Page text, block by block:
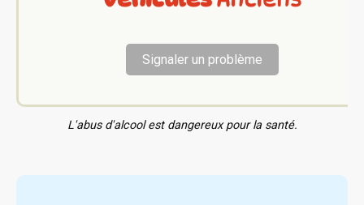
Signaler un problème
L'abus d'alcool est dangereux pour la santé.